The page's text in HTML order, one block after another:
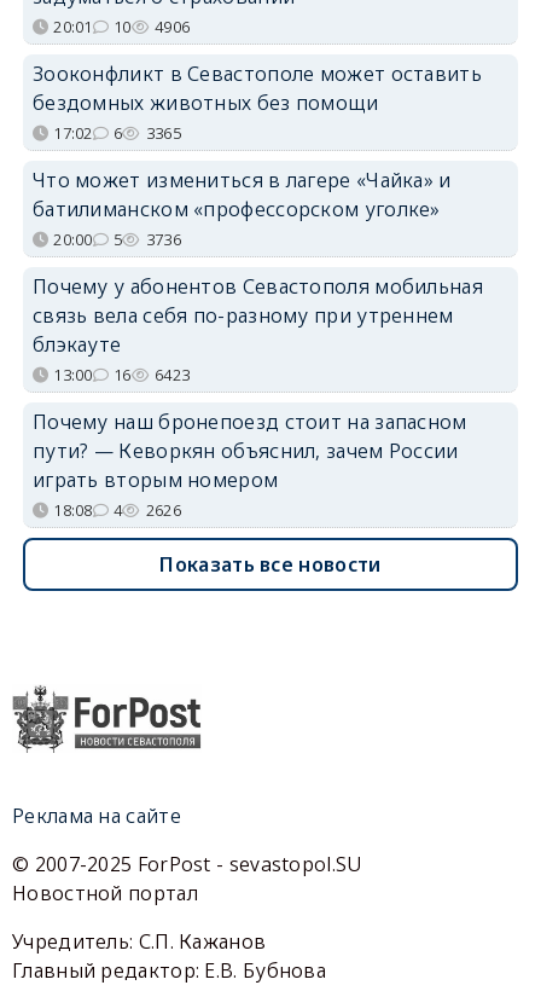
20:01 10 4906
Зооконфликт в Севастополе может оставить
бездомных животных без помощи
17:02 6 3365
Что может измениться в лагере «Чайка» и
батилиманском «профессорском уголке»
20:00 5 3736
Почему у абонентов Севастополя мобильная
связь вела себя по-разному при утреннем
блэкауте
13:00 16 6423
Почему наш бронепоезд стоит на запасном
пути? — Кеворкян объяснил, зачем России
играть вторым номером
18:08 4 2626
Показать все новости
Реклама на сайте
© 2007-2025 ForPost - sevastopol.SU
Новостной портал
Учредитель: С.П. Кажанов
Главный редактор: Е.В. Бубнова